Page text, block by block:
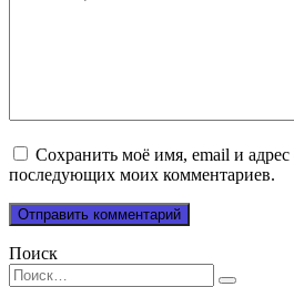
Сохранить моё имя, email и адрес
последующих моих комментариев.
Поиск
Search